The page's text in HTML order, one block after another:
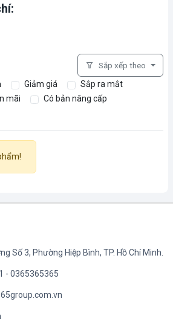
Giảm giá
Sắp ra mắt
mãi
Có bản nâng cấp
Sắp xếp theo
Số 3, Phường Hiệp Bình, TP. Hồ Chí Minh.
- 0365365365